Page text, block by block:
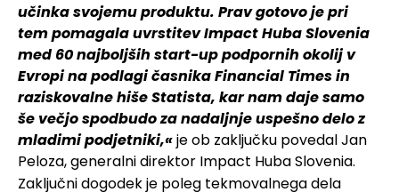
učinka svojemu produktu. Prav gotovo je pri
tem pomagala uvrstitev Impact Huba Slovenia
med 60 najboljših start-up podpornih okolij v
Evropi na podlagi časnika Financial Times in
raziskovalne hiše Statista, kar nam daje samo
še večjo spodbudo za nadaljnje uspešno delo z
mladimi podjetniki,«je ob zaključku povedal Jan
Peloza, generalni direktor Impact Huba Slovenia.
Zaključni dogodek je poleg tekmovalnega dela